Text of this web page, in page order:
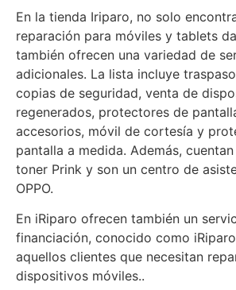
En la tienda Iriparo, no solo
reparación para móviles y tablets
también ofrecen una variedad de
adicionales. La lista incluye
copias de seguridad, venta de
regenerados, protectores de
accesorios, móvil de cortesía y
pantalla a medida. Además,
toner Prink y son un centro de
OPPO.
En iRiparo ofrecen también un
financiación, conocido como
aquellos clientes que necesitan
dispositivos móviles..